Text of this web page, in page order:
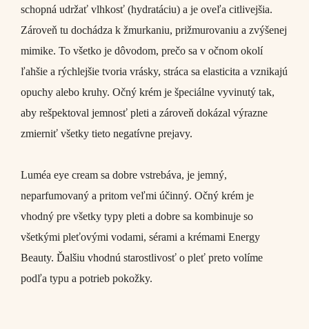
schopná udržať vlhkosť (hydratáciu) a je oveľa citlivejšia.
Zároveň tu dochádza k žmurkaniu, prižmurovaniu a zvýšenej
mimike. To všetko je dôvodom, prečo sa v očnom okolí
ľahšie a rýchlejšie tvoria vrásky, stráca sa elasticita a vznikajú
opuchy alebo kruhy. Očný krém je špeciálne vyvinutý tak,
aby rešpektoval jemnosť pleti a zároveň dokázal výrazne
zmierniť všetky tieto negatívne prejavy.
Luméa eye cream sa dobre vstrebáva, je jemný,
neparfumovaný a pritom veľmi účinný. Očný krém je
vhodný pre všetky typy pleti a dobre sa kombinuje so
všetkými pleťovými vodami, sérami a krémami Energy
Beauty. Ďalšiu vhodnú starostlivosť o pleť preto volíme
podľa typu a potrieb pokožky.